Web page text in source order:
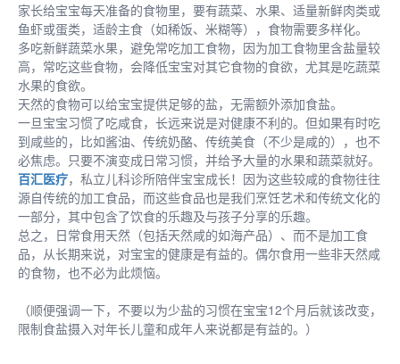
家长给宝宝每天准备的食物里，要有蔬菜、水果、适量新鲜肉类或
鱼虾或蛋类，适龄主食（如稀饭、米糊等），食物需要多样化。
多吃新鲜蔬菜水果，避免常吃加工食物，因为加工食物里含盐量较
高，常吃这些食物，会降低宝宝对其它食物的食欲，尤其是吃蔬菜
水果的食欲。
天然的食物可以给宝宝提供足够的盐，无需额外添加食盐。
一旦宝宝习惯了吃咸食，长远来说是对健康不利的。但如果有时吃
到咸些的，比如酱油、传统奶酪、传统美食（不少是咸的），也不
必焦虑。只要不演变成日常习惯，并给予大量的水果和蔬菜就好。
百汇医疗，私立儿科诊所陪伴宝宝成长！因为这些较咸的食物往往
源自传统的加工食品，而这些食品也是我们烹饪艺术和传统文化的
一部分，其中包含了饮食的乐趣及与孩子分享的乐趣。
总之，日常食用天然（包括天然咸的如海产品）、而不是加工食
品，从长期来说，对宝宝的健康是有益的。偶尔食用一些非天然咸
的食物，也不必为此烦恼。
（顺便强调一下，不要以为少盐的习惯在宝宝12个月后就该改变，
限制食盐摄入对年长儿童和成年人来说都是有益的。）